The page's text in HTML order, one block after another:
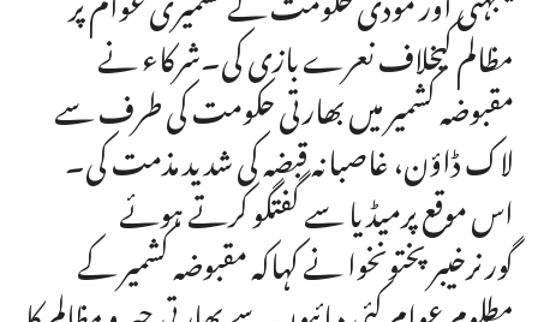
مظالم کیخلاف نعرے بازی کی۔شرکاء نے
مقبوضہ کشمیر میں بھارتی حکومت کی طرف سے
لاک ڈاؤن، غاصبانہ قبضہ کی شدید مذمت کی۔
اس موقع پرمیڈیا سے گفتگو کرتے ہوئے
گورنرخیبرپختونخوا نے کہاکہ مقبوضہ کشمیر کے